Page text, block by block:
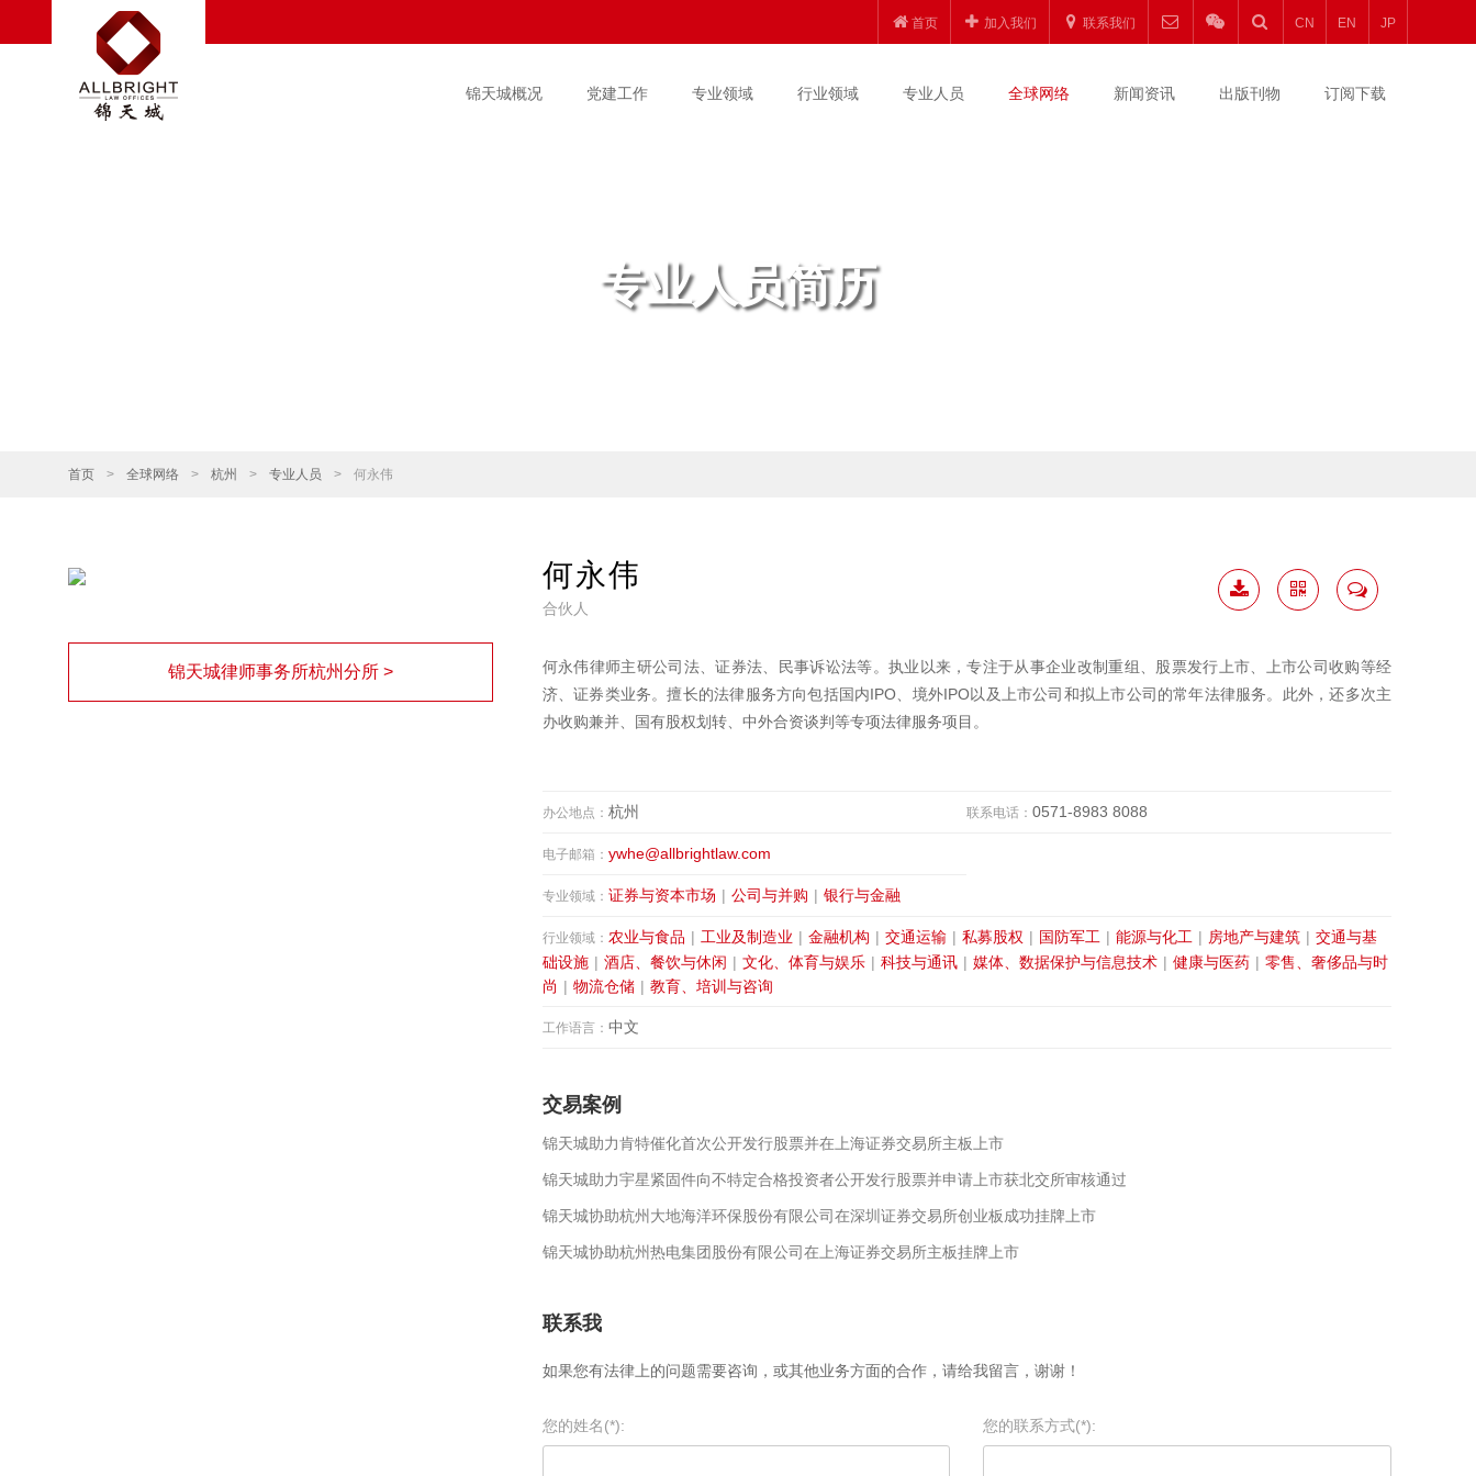
首页 加入我们 联系我们 CN EN JP
锦天城概况 党建工作 专业领域 行业领域 专业人员 全球网络 新闻资讯 出版刊物 订阅下载
专业人员简历
首页 > 全球网络 > 杭州 > 专业人员 > 何永伟
何永伟
合伙人
何永伟律师主研公司法、证券法、民事诉讼法等。执业以来，专注于从事企业改制重组、股票发行上市、上市公司收购等经
济、证券类业务。擅长的法律服务方向包括国内IPO、境外IPO以及上市公司和拟上市公司的常年法律服务。此外，还多次主
办收购兼并、国有股权划转、中外合资谈判等专项法律服务项目。
办公地点： 杭州 联系电话：0571-8983 8088
电子邮箱： ywhe@allbrightlaw.com
专业领域： 证券与资本市场 | 公司与并购 | 银行与金融
行业领域： 农业与食品 | 工业及制造业 | 金融机构 | 交通运输 | 私募股权 | 国防军工 | 能源与化工 | 房地产与建筑 | 交通与基
础设施 | 酒店、餐饮与休闲 | 文化、体育与娱乐 | 科技与通讯 | 媒体、数据保护与信息技术 | 健康与医药 | 零售、奢侈品与时
尚 | 物流仓储 | 教育、培训与咨询
工作语言： 中文
交易案例
锦天城助力肯特催化首次公开发行股票并在上海证券交易所主板上市
锦天城助力宇星紧固件向不特定合格投资者公开发行股票并申请上市获北交所审核通过
锦天城协助杭州大地海洋环保股份有限公司在深圳证券交易所创业板成功挂牌上市
锦天城协助杭州热电集团股份有限公司在上海证券交易所主板挂牌上市
联系我
如果您有法律上的问题需要咨询，或其他业务方面的合作，请给我留言，谢谢！
您的姓名(*): 您的联系方式(*):
锦天城律师事务所杭州分所 >